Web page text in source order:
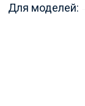
Для моделей: